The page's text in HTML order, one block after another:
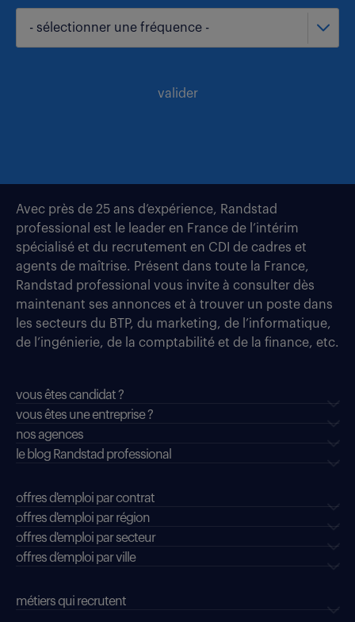
- sélectionner une fréquence -
valider
Avec près de 25 ans d’expérience, Randstad
professional est le leader en France de l’intérim
spécialisé et du recrutement en CDI de cadres et
agents de maîtrise. Présent dans toute la France,
Randstad professional vous invite à consulter dès
maintenant ses annonces et à trouver un poste dans
les secteurs du BTP, du marketing, de l’informatique,
de l’ingénierie, de la comptabilité et de la finance, etc.
vous êtes candidat ?
vous êtes une entreprise ?
nos agences
le blog Randstad professional
offres d'emploi par contrat
offres d'emploi par région
offres d'emploi par secteur
offres d’emploi par ville
métiers qui recrutent